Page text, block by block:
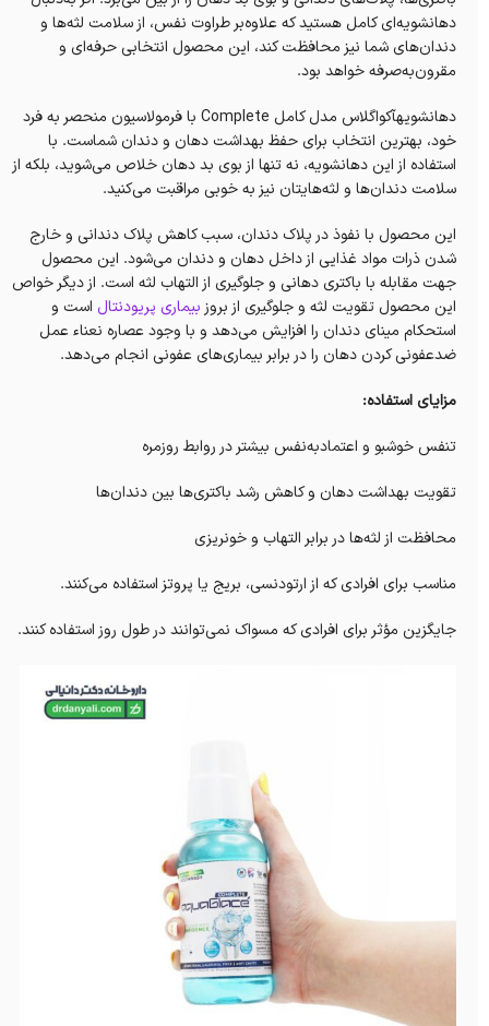
دهانشویه‌ای کامل هستید که علاوه‌بر طراوت نفس، از سلامت لثه‌ها و
دندان‌های شما نیز محافظت کند، این محصول انتخابی حرفه‌ای و
مقرون‌به‌صرفه خواهد بود.
دهانشویهآکواگلاس مدل کامل Complete با فرمولاسیون منحصر به فرد
خود، بهترین انتخاب برای حفظ بهداشت دهان و دندان شماست. با
استفاده از این دهانشویه، نه تنها از بوی بد دهان خلاص می‌شوید، بلکه از
سلامت دندان‌ها و لثه‌هایتان نیز به خوبی مراقبت می‌کنید.
این محصول با نفوذ در پلاک دندان، سبب کاهش پلاک دندانی و خارج
شدن ذرات مواد غذایی از داخل دهان و دندان می‌شود. این محصول
جهت مقابله با باکتری دهانی و جلوگیری از التهاب لثه است. از دیگر خواص
این محصول تقویت لثه و جلوگیری از بروزبیماری پریودنتال است و
استحکام مینای دندان را افزایش می‌دهد و با وجود عصاره نعناء عمل
ضدعفونی کردن دهان را در برابر بیماری‌های عفونی انجام می‌دهد.
مزایای استفاده:
تنفس خوشبو و اعتمادبه‌نفس بیشتر در روابط روزمره
تقویت بهداشت دهان و کاهش رشد باکتری‌ها بین دندان‌ها
محافظت از لثه‌ها در برابر التهاب و خونریزی
مناسب برای افرادی که از ارتودنسی، بریج یا پروتز استفاده می‌کنند.
جایگزین مؤثر برای افرادی که مسواک نمی‌توانند در طول روز استفاده کنند.